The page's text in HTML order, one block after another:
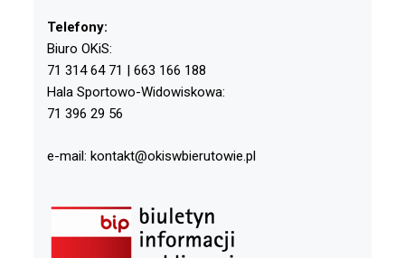
Telefony:
Biuro OKiS:
71 314 64 71 | 663 166 188
Hala Sportowo-Widowiskowa:
71 396 29 56
e-mail: kontakt@okiswbierutowie.pl